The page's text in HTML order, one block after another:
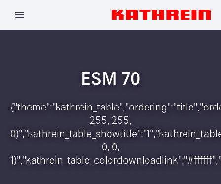
ESM 70
255, 255,
0, 0,